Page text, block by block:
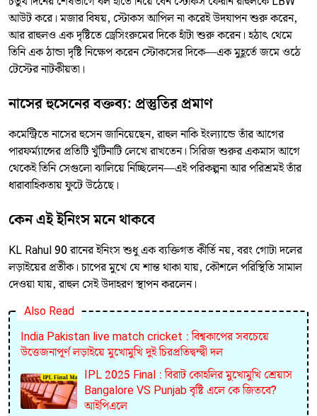
আউট করে। মজার বিষয়, স্টোকস আপিল না করেই উদযাপন শুরু করেন,
আর রাহুলও এক দৃষ্টিতে ড্রেসিংরুমের দিকে হাঁটা শুরু করেন। হঠাৎ থেমে
তিনি এক ঠান্ডা দৃষ্টি নিক্ষেপ করেন স্টোকসের দিকে—এক মুহূর্তে জমে ওঠে
টেস্টের নাটকীয়তা।
নাসের হুসেনের বক্তব্য: প্রস্তুতির প্রমাণ
কমেন্ট্রিতে নাসের হুসেন জানিয়েছেন, রাহুল নাকি ইংল্যান্ডে তাঁর আগের
পারফর্ম্যান্সের প্রতিটি খুঁটিনাটি লেখে রাখতেন। সিরিজ শুরুর একমাস আগে
থেকেই তিনি সেগুলো ঝালিয়ে নিচ্ছিলেন—এই পরিকল্পনা আর পরিশ্রমই তাঁর
ধারাবাহিকতায় ফুটে উঠেছে।
কেন এই ইনিংস মনে থাকবে
KL Rahul 90 রানের ইনিংস শুধু এক ব্যক্তিগত কীর্তি নয়, বরং গোটা দলের
লড়াইয়ের প্রতীক। চাপের মুখে যে শান্ত থাকা যায়, কৌশলে পরিস্থিতি সামাল
দেওয়া যায়, রাহুল সেই উদাহরণ স্থাপন করলেন।
Also Read
India Pakistan live match cricket : বিশ্বকাপের সবচেয়ে
উত্তেজনাপূর্ণ লড়াইয়ে মুখোমুখি দুই চিরপ্রতিদ্বন্দ্বী দল
IPL 2025 Final : বিরাট কোহলির মুখোমুখি শ্রেয়াস
Bangalore VS Punjab বৃষ্টি এলে কে জিতবে?
আইপিএলে